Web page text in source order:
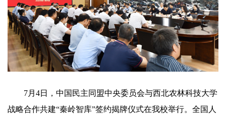
7月4日，中国民主同盟中央委员会与西北农林科技大学
战略合作共建“秦岭智库”签约揭牌仪式在我校举行。全国人